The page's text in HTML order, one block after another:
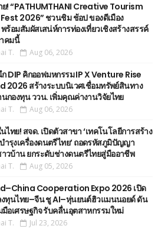
! “PATHUMTHANI Creative Tourism
2026” ชวนชิม ช้อป ของดีเมือง
ร้อมสัมผัสเสน่ห์การท่องเที่ยวเชิงสร้างสรรค์
คมนี้
T. Aug 06, 2026
DIP คิกออฟมหกรรม IP X Venture Rise
2026 สร้างระบบนิเวศเชื่อมทรัพย์สินทาง
กองทุน ววน. เพิ่มคุณค่างานวิจัยไทย
T. Aug 06, 2026
ไทย! สจด. เปิดตัวสาขา ‘เทคโนโลยีการสร้าง
ำรุงเครื่องดนตรีไทย’ ​ถอดรหัสภูมิปัญญา
วบ้าน ยกระดับช่างดนตรีไทยสู่มืออาชีพ
T. Aug 05, 2026
Cooperation Expo 2026 เปิด
งทุนไทย–จีน ชู AI–หุ่นยนต์ฮิวแมนนอยด์ ดัน
อเศรษฐกิจ รับคลื่นอุตสาหกรรมใหม่
T. Jul 23, 2026